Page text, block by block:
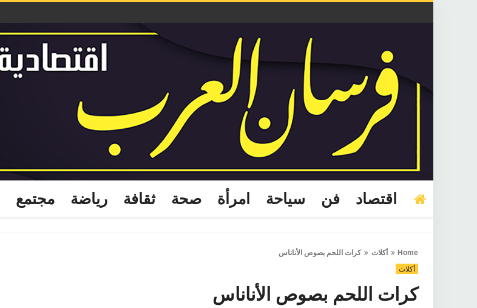
اقتصاد فن سياحة امرأة صحة ثقافة رياضة مجتمع
Home أكلات
كرات اللحم بصوص الأناناس
أكلات
كرات اللحم بصوص الأناناس